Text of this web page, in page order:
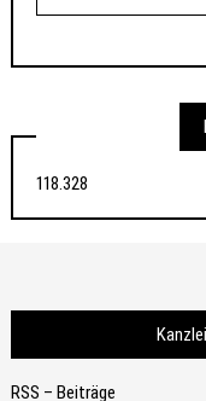
118.328
RSS – Beiträge